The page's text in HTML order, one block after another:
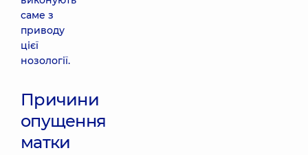
саме з
приводу
цієї
нозології.
Причини
опущення
матки